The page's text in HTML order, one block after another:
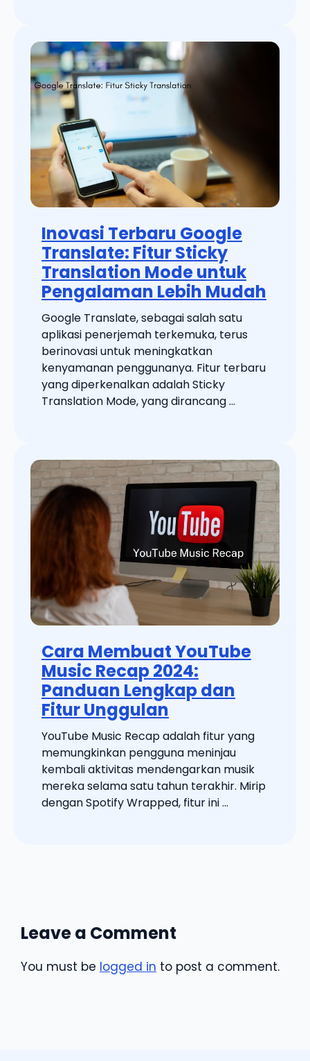
Inovasi Terbaru Google
Translate: Fitur Sticky
Translation Mode untuk
Pengalaman Lebih Mudah
Google Translate, sebagai salah satu
aplikasi penerjemah terkemuka, terus
berinovasi untuk meningkatkan
kenyamanan penggunanya. Fitur terbaru
yang diperkenalkan adalah Sticky
Translation Mode, yang dirancang ...
Cara Membuat YouTube
Music Recap 2024:
Panduan Lengkap dan
Fitur Unggulan
YouTube Music Recap adalah fitur yang
memungkinkan pengguna meninjau
kembali aktivitas mendengarkan musik
mereka selama satu tahun terakhir. Mirip
dengan Spotify Wrapped, fitur ini ...
Leave a Comment
You must be logged in to post a comment.